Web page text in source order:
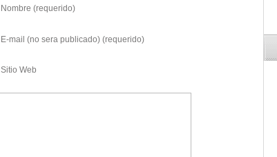
Nombre (requerido)
E-mail (no sera publicado) (requerido)
Sitio Web